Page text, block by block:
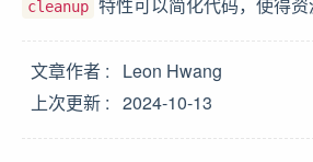
cleanup 特性可以简化代码，使得资
文章作者
Leon Hwang
上次更新
2024-10-13